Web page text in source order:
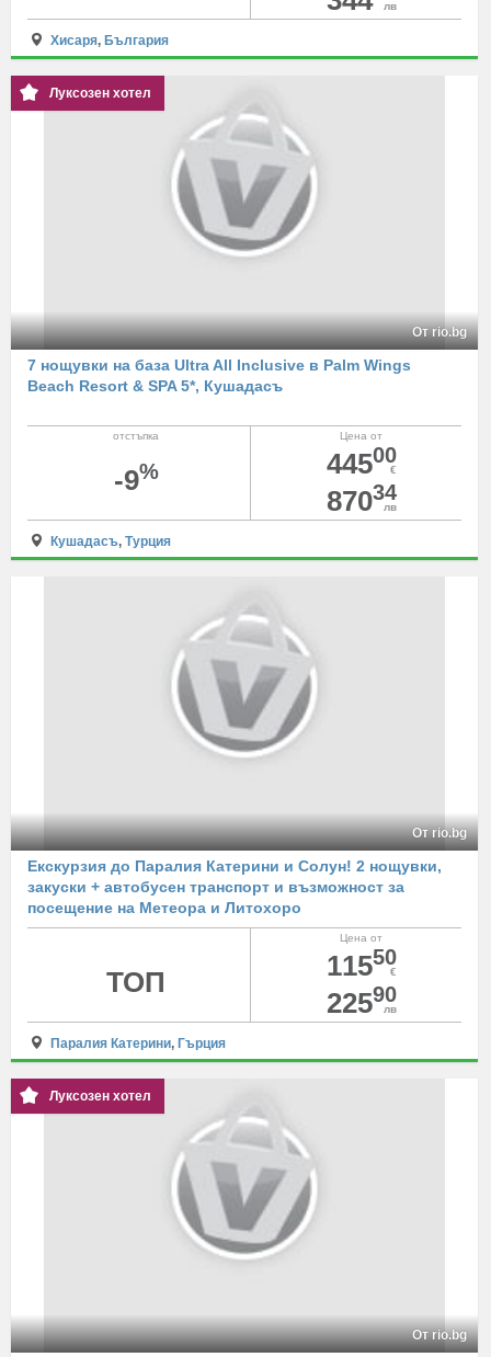
лв
Хисаря, България
Луксозен хотел
От rio.bg
7 нощувки на база Ultra All Inclusive в Palm Wings
Beach Resort & SPA 5*, Кушадасъ
Цена от
44500
€
87034
лв
отстъпка
-9%
Кушадасъ,Турция
От rio.bg
Екскурзия до Паралия Катерини и Солун! 2 нощувки,
закуски + автобусен транспорт и възможност за
посещение на Метеора и Литохоро
Цена от
11550
€
22590
лв
ТОП
Паралия Катерини, Гърция
Луксозен хотел
От rio.bg